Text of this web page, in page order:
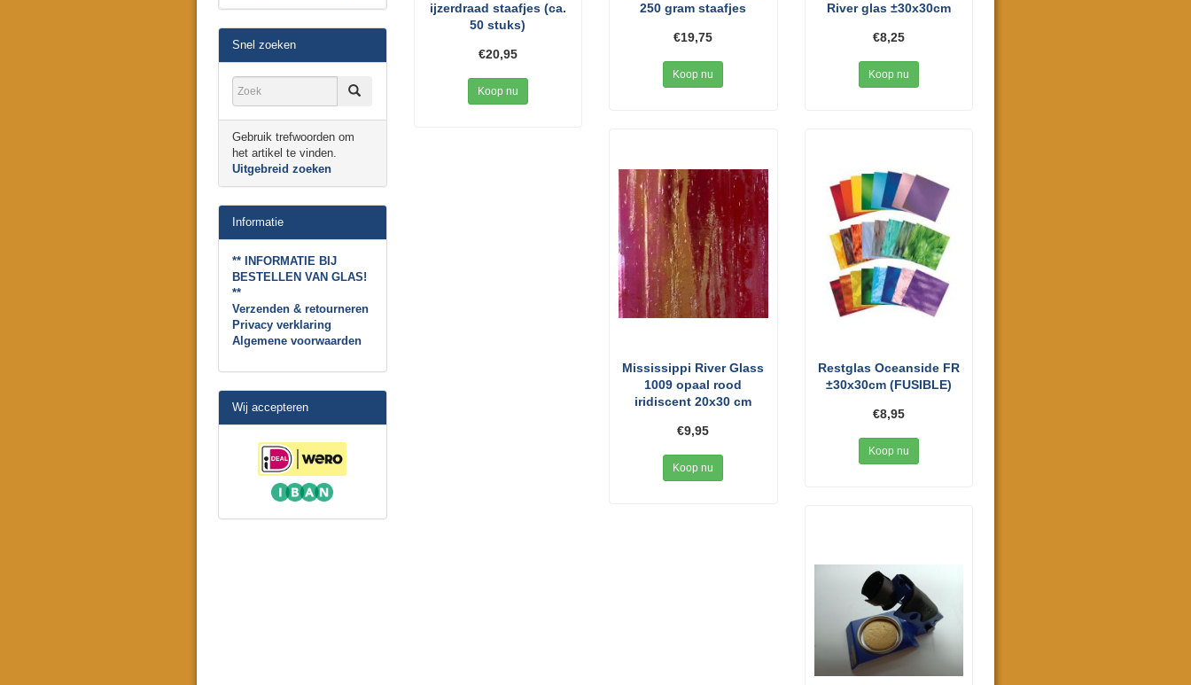
ijzerdraad staafjes (ca.
50 stuks)
€20,95
Koop nu
250 gram staafjes
€19,75
Koop nu
River glas ±30x30cm
€8,25
Koop nu
Mississippi River Glass
1009 opaal rood
iridiscent 20x30 cm
€9,95
Koop nu
Restglas Oceanside FR
±30x30cm (FUSIBLE)
€8,95
Koop nu
Snel zoeken
Gebruik trefwoorden om
het artikel te vinden.
Uitgebreid zoeken
Informatie
** INFORMATIE BIJ
BESTELLEN VAN GLAS!
**
Verzenden & retourneren
Privacy verklaring
Algemene voorwaarden
Wij accepteren